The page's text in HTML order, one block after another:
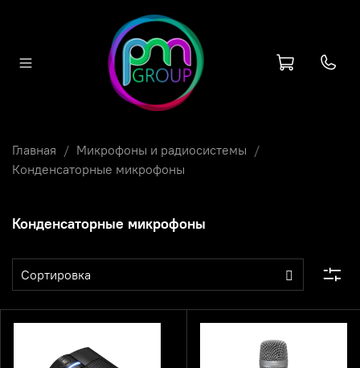
Главная
Микрофоны и радиосистемы
Конденсаторные микрофоны
Конденсаторные микрофоны